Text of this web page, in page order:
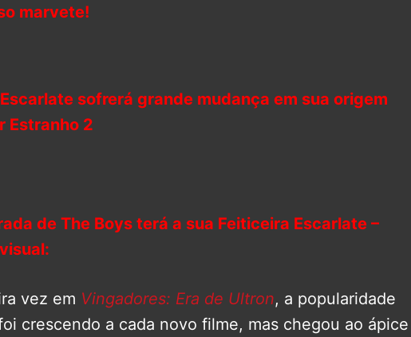
marvete!
sofrerá grande mudança em sua origem
Estranho 2
de The Boys terá a sua Feiticeira Escarlate –
vez em Vingadores: Era de Ultron, a popularidade
crescendo a cada novo filme, mas chegou ao ápice